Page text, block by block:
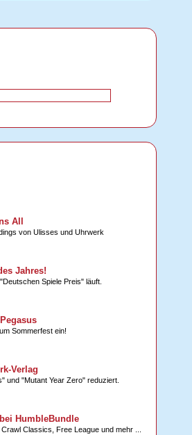
All
von Ulisses und Uhrwerk
Jahres!
Spiele Preis" läuft.
Sommerfest ein!
Verlag
und "Mutant Year Zero" reduziert.
HumbleBundle
Classics, Free League und mehr ...